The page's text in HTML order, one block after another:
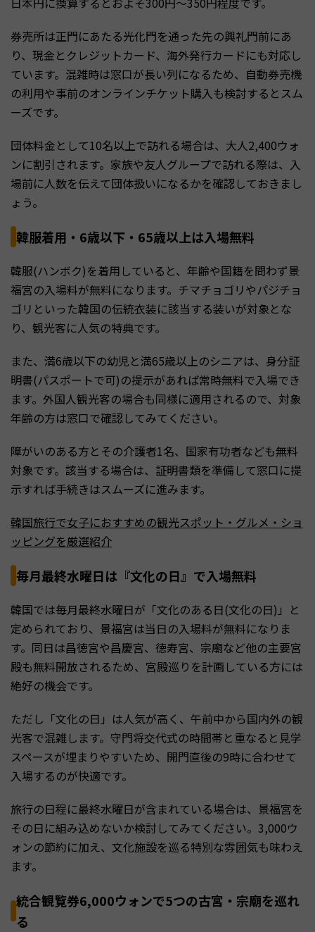
券売所は正門にあたる光化門を通った先の興礼門前にあ
り、現金とクレジットカード、海外発行カードにも対応し
ています。混雑時は窓口が長い列になるため、自動券売機
の利用や事前のオンラインチケット購入も検討するとスム
ーズです。
団体料金として10名以上で訪れる場合は、大人2,400ウォ
ンに割引されます。家族や友人グループで訪れる際は、入
場前に人数を伝えて団体扱いになるかを確認しておきまし
ょう。
韓服着用・6歳以下・65歳以上は入場無料
韓服(ハンボク)を着用していると、年齢や国籍を問わず景
福宮の入場料が無料になります。チマチョゴリやパジチョ
ゴリといった韓国の伝統衣装に該当する装いが対象とな
り、観光客に人気の特典です。
また、満6歳以下の幼児と満65歳以上のシニアは、身分証
明書(パスポートで可)の提示があれば常時無料で入場でき
ます。外国人観光客の場合も同様に適用されるので、対象
年齢の方は窓口で確認してみてください。
障がいのある方とその介護者1名、国家有功者なども無料
対象です。該当する場合は、証明書類を準備して窓口に提
示すれば手続きはスムーズに進みます。
韓国旅行で女子におすすめの観光スポット・グルメ・ショ
ッピングを厳選紹介
毎月最終水曜日は『文化の日』で入場無料
韓国では毎月最終水曜日が「文化のある日(文化の日)」と
定められており、景福宮は当日の入場料が無料になりま
す。同日は昌徳宮や昌慶宮、徳寿宮、宗廟など他の主要宮
殿も無料開放されるため、宮殿巡りを計画している方には
絶好の機会です。
ただし「文化の日」は人気が高く、午前中から国内外の観
光客で混雑します。守門将交代式の時間帯と重なると見学
スペースが埋まりやすいため、開門直後の9時に合わせて
入場するのが快適です。
旅行の日程に最終水曜日が含まれている場合は、景福宮を
その日に組み込めないか検討してみてください。3,000ウ
ォンの節約に加え、文化施設を巡る特別な雰囲気も味わえ
ます。
統合観覧券6,000ウォンで5つの古宮・宗廟を巡れ
る